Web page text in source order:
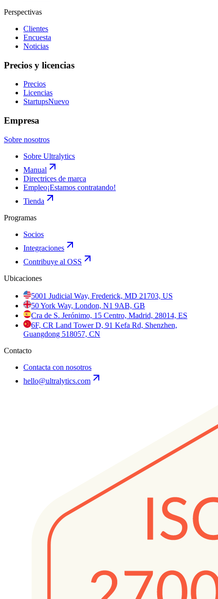
Perspectivas
Clientes
Encuesta
Noticias
Precios y licencias
Precios
Licencias
StartupsNuevo
Empresa
Sobre nosotros
Sobre Ultralytics
Manual
Directrices de marca
Empleo¡Estamos contratando!
Tienda
Programas
Socios
Integraciones
Contribuye al OSS
Ubicaciones
5001 Judicial Way, Frederick, MD 21703, US
50 York Way, London, N1 9AB, GB
Cra de S. Jerónimo, 15 Centro, Madrid, 28014, ES
6F, CR Land Tower D, 91 Kefa Rd, Shenzhen,
Guangdong 518057, CN
Contacto
Contacta con nosotros
hello@ultralytics.com